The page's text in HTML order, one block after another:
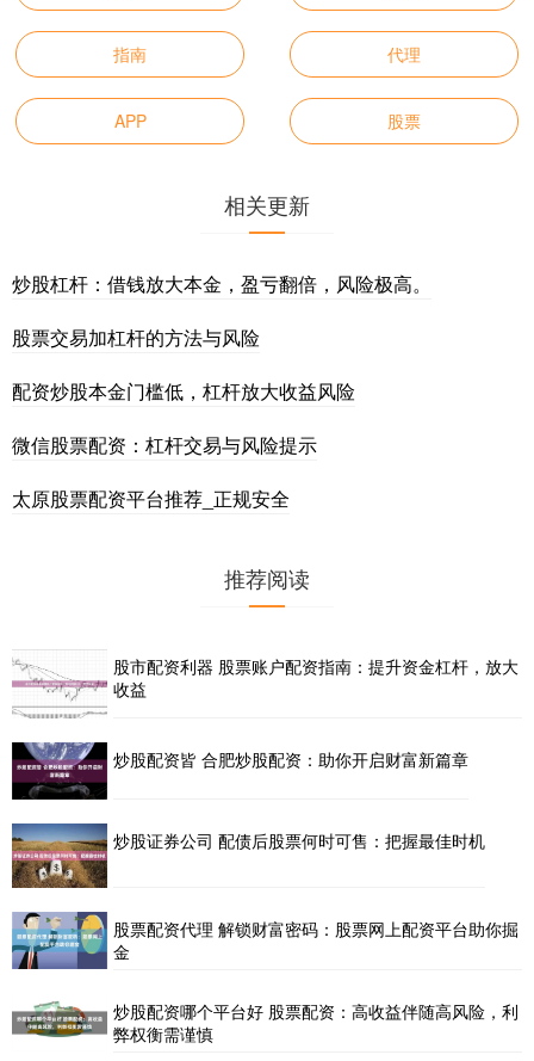
指南 代理
APP 股票
相关更新
炒股杠杆：借钱放大本金，盈亏翻倍，风险极高。
股票交易加杠杆的方法与风险
配资炒股本金门槛低，杠杆放大收益风险
微信股票配资：杠杆交易与风险提示
太原股票配资平台推荐_正规安全
推荐阅读
股市配资利器 股票账户配资指南：提升资金杠杆，放大
收益
炒股配资皆 合肥炒股配资：助你开启财富新篇章
炒股证券公司 配债后股票何时可售：把握最佳时机
股票配资代理 解锁财富密码：股票网上配资平台助你掘
金
炒股配资哪个平台好 股票配资：高收益伴随高风险，利
弊权衡需谨慎